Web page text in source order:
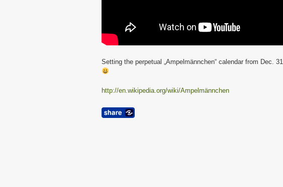
Setting the perpetual „Ampelmännchen“ calendar from Dec.
http://en.wikipedia.org/wiki/Ampelmännchen